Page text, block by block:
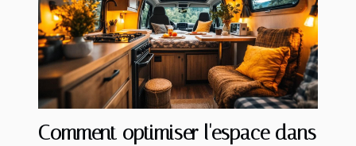
Comment optimiser l'espace dans